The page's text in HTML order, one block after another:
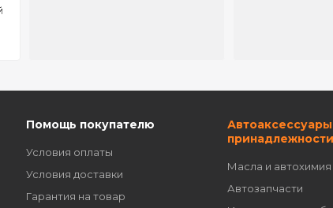
Помощь покупателю
Условия оплаты
Условия доставки
Гарантия на товар
принадлежности
Масла и автохимия
Автозапчасти